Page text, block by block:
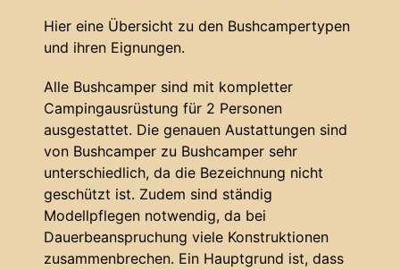
Hier eine Übersicht zu den Bushcampertypen
und ihren Eignungen.
Alle Bushcamper sind mit kompletter
Campingausrüstung für 2 Personen
ausgestattet. Die genauen Austattungen sind
von Bushcamper zu Bushcamper sehr
unterschiedlich, da die Bezeichnung nicht
geschützt ist. Zudem sind ständig
Modellpflegen notwendig, da bei
Dauerbeanspruchung viele Konstruktionen
zusammenbrechen. Ein Hauptgrund ist, dass